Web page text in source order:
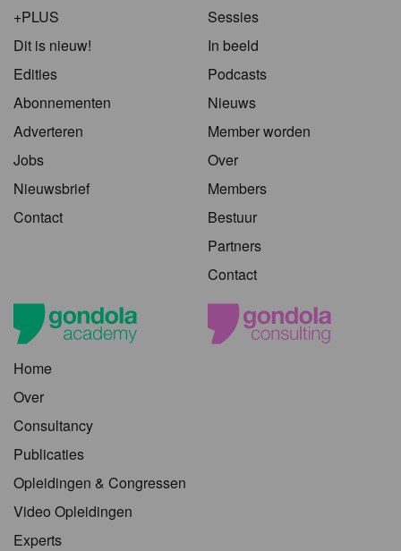
+PLUS
Dit is nieuw!
Edities
Abonnementen
Adverteren
Jobs
Nieuwsbrief
Contact
Sessies
In beeld
Podcasts
Nieuws
Member worden
Over
Members
Bestuur
Partners
Contact
Home
Over
Consultancy
Publicaties
Opleidingen & Congressen
Video Opleidingen
Experts